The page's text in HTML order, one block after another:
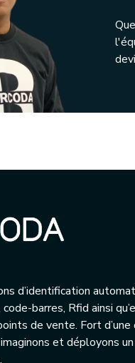
d’identification
barres, Rfid ainsi
de vente. Fort
et déployons